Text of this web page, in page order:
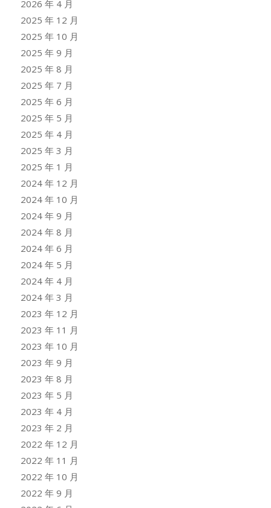
2026 年 4 月
2025 年 12 月
2025 年 10 月
2025 年 9 月
2025 年 8 月
2025 年 7 月
2025 年 6 月
2025 年 5 月
2025 年 4 月
2025 年 3 月
2025 年 1 月
2024 年 12 月
2024 年 10 月
2024 年 9 月
2024 年 8 月
2024 年 6 月
2024 年 5 月
2024 年 4 月
2024 年 3 月
2023 年 12 月
2023 年 11 月
2023 年 10 月
2023 年 9 月
2023 年 8 月
2023 年 5 月
2023 年 4 月
2023 年 2 月
2022 年 12 月
2022 年 11 月
2022 年 10 月
2022 年 9 月